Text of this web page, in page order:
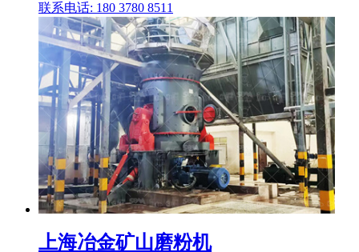
联系电话: 180 3780 8511
上海冶金矿山磨粉机